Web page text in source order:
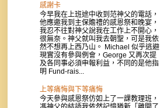
感謝卡
今早我在上班途中收到范神父的電話，
他應邀我到主保贍禮的感恩祭和晚宴，
我忍不往對神父說我在工作上不開心，
很無奈。神父就叫我去朝聖，可是我依
然不想再上西乃山。 Michael 似乎逃避
現實沒有參與例會，George 又再次提
及各同事必須申報利益，不同的是他指
明 Fund-rais...
上等痛悔與下等痛悔
今天參與感恩祭仿如上了一課教理班，